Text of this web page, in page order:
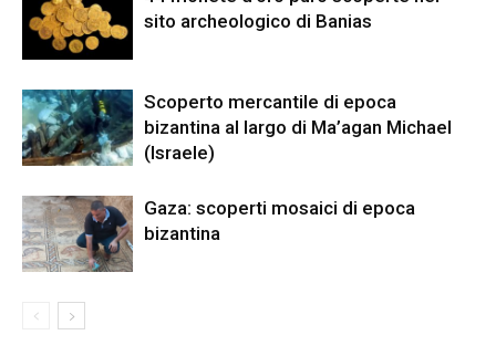
sito archeologico di Banias
Scoperto mercantile di epoca
bizantina al largo di Ma’agan Michael
(Israele)
Gaza: scoperti mosaici di epoca
bizantina